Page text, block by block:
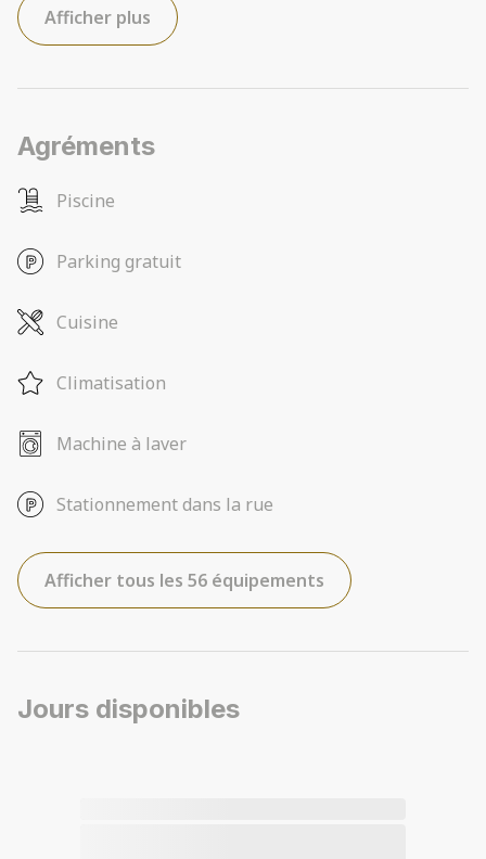
Afficher plus
Agréments
Piscine
Parking gratuit
Cuisine
Climatisation
Machine à laver
Stationnement dans la rue
Afficher tous les 56 équipements
Jours disponibles